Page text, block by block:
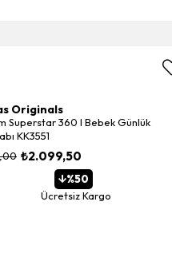
Originals
Superstar 360 I Bebek Günlük
KK3551
₺2.099,50
%50
Ücretsiz Kargo